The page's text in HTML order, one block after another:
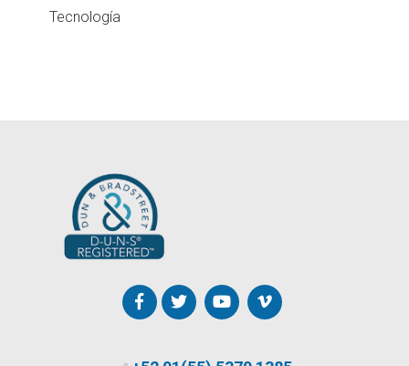
Tecnología